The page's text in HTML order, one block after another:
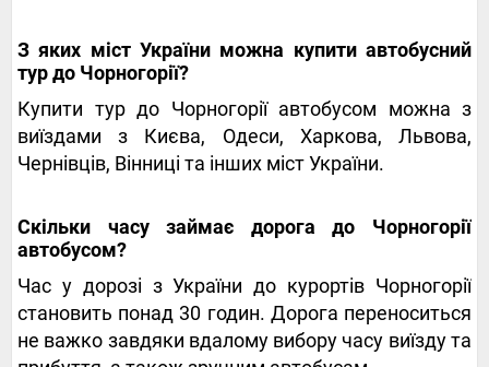
З яких міст України можна купити автобусний
тур до Чорногорії?
Купити тур до Чорногорії автобусом можна з
виїздами з Києва, Одеси, Харкова, Львова,
Чернівців, Вінниці та інших міст України.
Скільки часу займає дорога до Чорногорії
автобусом?
Час у дорозі з України до курортів Чорногорії
становить понад 30 годин. Дорога переноситься
не важко завдяки вдалому вибору часу виїзду та